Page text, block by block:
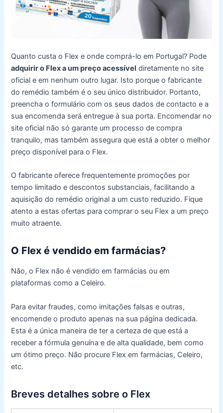
Quanto custa o Flex e onde comprá-lo em Portugal? Pode
adquirir o Flex a um preço acessível diretamente no site
oficial e em nenhum outro lugar. Isto porque o fabricante
do remédio também é o seu único distribuidor. Portanto,
preencha o formulário com os seus dados de contacto e a
sua encomenda será entregue à sua porta. Encomendar no
site oficial não só garante um processo de compra
tranquilo, mas também assegura que está a obter o melhor
preço disponível para o Flex.
O fabricante oferece frequentemente promoções por
tempo limitado e descontos substanciais, facilitando a
aquisição do remédio original a um custo reduzido. Fique
atento a estas ofertas para comprar o seu Flex a um preço
muito atraente.
O Flex é vendido em farmácias?
Não, o Flex não é vendido em farmácias ou em
plataformas como a Celeiro.
Para evitar fraudes, como imitações falsas e outras,
encomende o produto apenas na sua página dedicada.
Esta é a única maneira de ter a certeza de que está a
receber a fórmula genuína e de alta qualidade, bem como
um ótimo preço. Não procure Flex em farmácias, Celeiro,
etc.
Breves detalhes sobre o Flex